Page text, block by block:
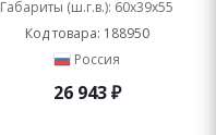
Plus подвесная
Габариты (ш.г.в.): 60x39x55
Код товара: 188950
Россия
26 943₽